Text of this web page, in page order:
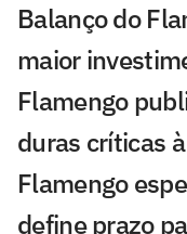
Balanço do
maior
Flamengo
duras críticas
Flamengo
define prazo